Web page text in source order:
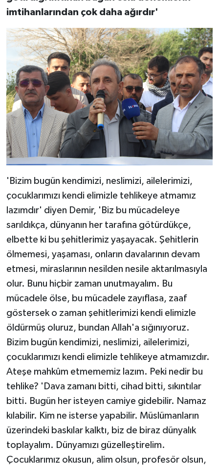
imtihanlarından çok daha ağırdır'
'Bizim bugün kendimizi, neslimizi, ailelerimizi,
çocuklarımızı kendi elimizle tehlikeye atmamız
lazımdır' diyen Demir, 'Biz bu mücadeleye
sarıldıkça, dünyanın her tarafına götürdükçe,
elbette ki bu şehitlerimiz yaşayacak. Şehitlerin
ölmemesi, yaşaması, onların davalarının devam
etmesi, miraslarının nesilden nesile aktarılmasıyla
olur. Bunu hiçbir zaman unutmayalım. Bu
mücadele ölse, bu mücadele zayıflasa, zaaf
göstersek o zaman şehitlerimizi kendi elimizle
öldürmüş oluruz, bundan Allah'a sığınıyoruz.
Bizim bugün kendimizi, neslimizi, ailelerimizi,
çocuklarımızı kendi elimizle tehlikeye atmamızdır.
Ateşe mahkûm etmememiz lazım. Peki nedir bu
tehlike? 'Dava zamanı bitti, cihad bitti, sıkıntılar
bitti. Bugün her isteyen camiye gidebilir. Namaz
kılabilir. Kim ne isterse yapabilir. Müslümanların
üzerindeki baskılar kalktı, biz de biraz dünyalık
toplayalım. Dünyamızı güzelleştirelim.
Çocuklarımız okusun, alim olsun, profesör olsun,